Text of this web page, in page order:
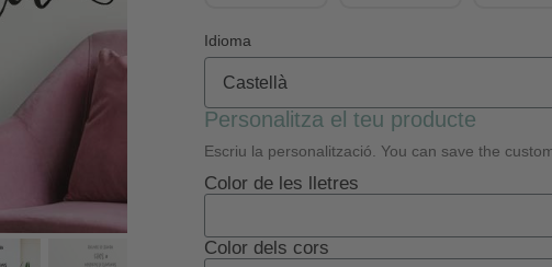
Idioma
Personalitza el teu producte
Escriu la personalització. You can save the
Color de les lletres
Color dels cors